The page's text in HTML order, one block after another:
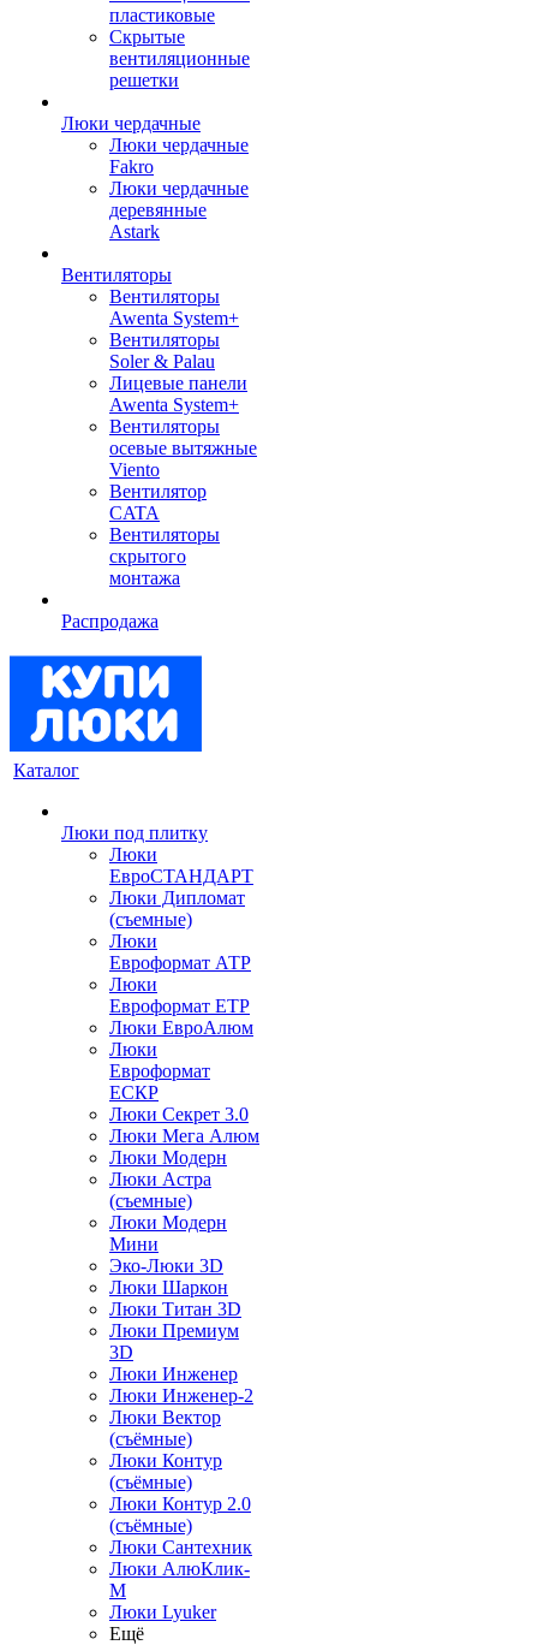
пластиковые
Скрытые
вентиляционные
решетки
Люки чердачные
Люки чердачные
Fakro
Люки чердачные
деревянные
Astark
Вентиляторы
Вентиляторы
Awenta System+
Вентиляторы
Soler & Palau
Лицевые панели
Awenta System+
Вентиляторы
осевые вытяжные
Viento
Вентилятор
CATA
Вентиляторы
скрытого
монтажа
Распродажа
Каталог
Люки под плитку
Люки
ЕвроСТАНДАРТ
Люки Дипломат
(съемные)
Люки
Евроформат АТР
Люки
Евроформат ЕТР
Люки ЕвроАлюм
Люки
Евроформат
ЕСКР
Люки Секрет 3.0
Люки Мега Алюм
Люки Модерн
Люки Астра
(съемные)
Люки Модерн
Мини
Эко-Люки 3D
Люки Шаркон
Люки Титан 3D
Люки Премиум
3D
Люки Инженер
Люки Инженер-2
Люки Вектор
(съёмные)
Люки Контур
(съёмные)
Люки Контур 2.0
(съёмные)
Люки Сантехник
Люки АлюКлик-
М
Люки Lyuker
Ещё